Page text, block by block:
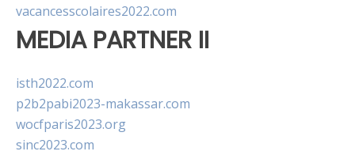
vacancesscolaires2022.com
MEDIA PARTNER II
isth2022.com
p2b2pabi2023-makassar.com
wocfparis2023.org
sinc2023.com